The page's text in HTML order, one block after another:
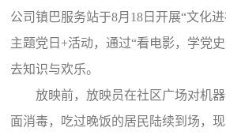
公司镇巴服务站于8月18日开展“文化
主题党日+活动，通过“看电影，学党
去知识与欢乐。
放映前，放映员在社区广场对机器
面消毒，吃过晚饭的居民陆续到场，